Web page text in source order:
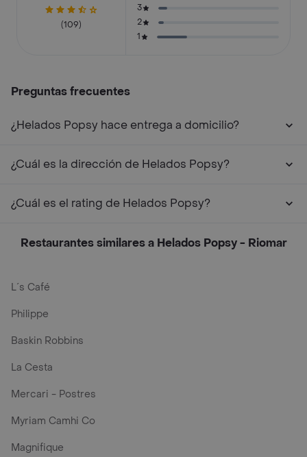
(109)
3
2
1
Preguntas frecuentes
¿Helados Popsy hace entrega a domicilio?
¿Cuál es la dirección de Helados Popsy?
¿Cuál es el rating de Helados Popsy?
Restaurantes similares a Helados Popsy - Riomar
L´s Café
Philippe
Baskin Robbins
La Cesta
Mercari - Postres
Myriam Camhi Co
Magnifique